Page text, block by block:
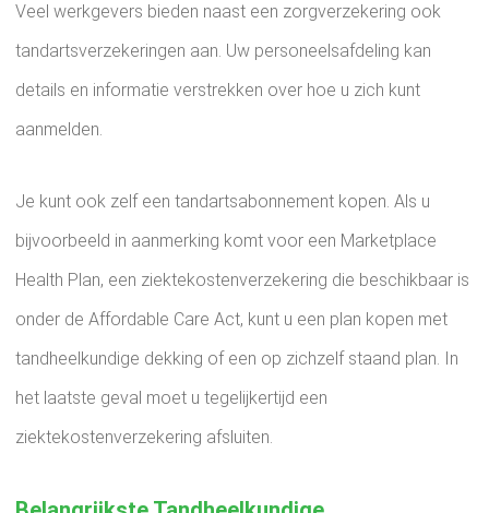
Veel werkgevers bieden naast een zorgverzekering ook
tandartsverzekeringen aan. Uw personeelsafdeling kan
details en informatie verstrekken over hoe u zich kunt
aanmelden.
Je kunt ook zelf een tandartsabonnement kopen. Als u
bijvoorbeeld in aanmerking komt voor een Marketplace
Health Plan, een ziektekostenverzekering die beschikbaar is
onder de Affordable Care Act, kunt u een plan kopen met
tandheelkundige dekking of een op zichzelf staand plan. In
het laatste geval moet u tegelijkertijd een
ziektekostenverzekering afsluiten.